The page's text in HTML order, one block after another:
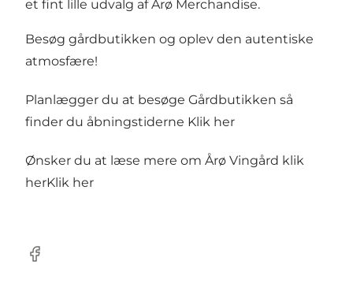
et fint lille udvalg af Årø Merchandise.
Besøg gårdbutikken og oplev den autentiske
atmosfære!
Planlægger du at besøge Gårdbutikken så
finder du åbningstiderne Klik her
Ønsker du at læse mere om Årø Vingård klik
herKlik her
Facebook